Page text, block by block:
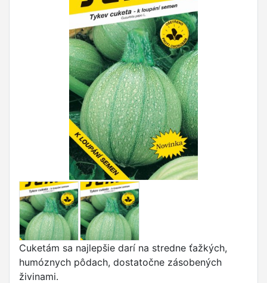
Cuketám sa najlepšie darí na stredne ťažkých,
humóznych pôdach, dostatočne zásobených
živinami.